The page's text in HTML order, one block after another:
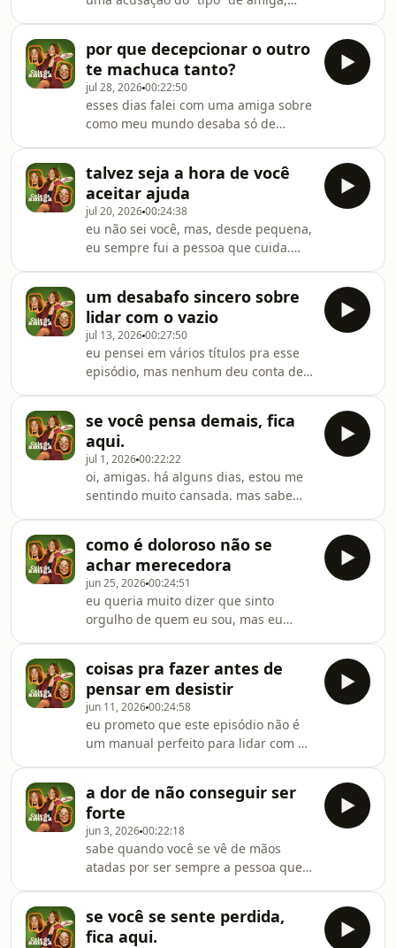
desejo de ser tudo pra todo mundo -
quando nem comigo eu consigo estar.
por que decepcionar o outro
te machuca tanto?
jul 28, 202600:22:50
esses dias falei com uma amiga sobre
como meu mundo desaba só de
mim, que sempre fui a mais boazinha
e sorridente, isso parece o fim. é um
alívio perceber que não é, mas é um
longo caminho. não sinto que
elaborei tudo, mas aprendi coisas que
quero dividir com vocês. antes de dar
o play, não esquece de favoritar o
podcast.
talvez seja a hora de você
aceitar ajuda
jul 20, 202600:24:38
eu não sei você, mas, desde pequena,
eu sempre fui a pessoa que cuida.
cabeça que não tô incomodando.os
últimos dias estão difíceis, e eu
percebi que, pra pessoas como eu -
que ão sempre tentando ser legais,
agradáveis - pedir ajuda já é difícil.
imagina aceitar.link do meu livro:
https://www.amazon.com.br/perder-
encontrar-faz-pa
um desabafo sincero sobre
lidar com o vazio
jul 13, 202600:27:50
eu pensei em vários títulos pra esse
episódio, mas nenhum deu conta de
me sentido ansiosa e com a cabeça
cheia. por fora, até solto boas risadas,
mas sei como tem sido difícil me
manter. um desabafo sincero pra
gente lidar com o vazio.link do meu
livro:
https://www.amazon.com.br/perder-
encontrar-faz-parte-caminho-
ebook/dp/B0F6
se você pensa demais, fica
aqui.
jul 1, 202600:22:22
oi, amigas. há alguns dias, estou me
sentindo muito cansada. mas sabe
sentir direito? nem a felicidade?
parece que tudo está uma bagunça -
por dentro e por fora. vamos
conversar sobre isso?antes de dar o
play, não esquece de favoritar o
podcast.meu livro:
https://www.amazon.com.br/perder-
encontrar-faz-parte-
caminho/dp/8542241207?&
como é doloroso não se
achar merecedora
jun 25, 202600:24:51
eu queria muito dizer que sinto
orgulho de quem eu sou, mas eu
que você faz parece insuficiente? sabe
como é doloroso não se achar
merecedora? vamos conversar sobre
isso, amigas. link do meu novo livro:
https://www.amazon.com.br/perder-
encontrar-faz-parte-caminho-
ebook/dp/B0F6KZXRK6
coisas pra fazer antes de
pensar em desistir
jun 11, 202600:24:58
eu prometo que este episódio não é
um manual perfeito para lidar com o
dos meus vídeos favoritos da jout
jout, ela dizia: "espera o e-mail do dia
seguinte". às vezes, é isso, amigas. é
a esperança também que nos
sustenta.link do meu novo livro:
https://www.amazon.com.br/perder-
encontrar-faz-parte-caminho-
ebook/dp/B0F6KZXRK6
a dor de não conseguir ser
forte
jun 3, 202600:22:18
sabe quando você se vê de mãos
atadas por ser sempre a pessoa que
entendo.lançamento do meu livro em
são paulo, dia 22/06, das 19h às 21h,
se você se sente perdida,
fica aqui.